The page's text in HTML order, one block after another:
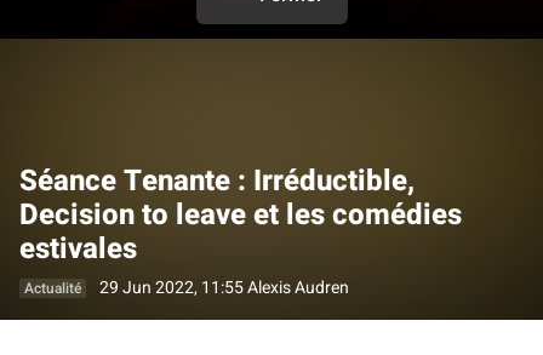
Séance Tenante : Irréductible,
Decision to leave et les comédies
estivales
Actualité 29 Jun 2022, 11:55Alexis Audren